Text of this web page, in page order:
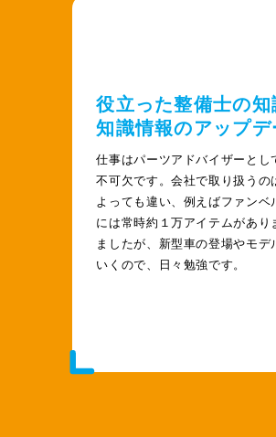
役立った整備士の知
知識情報のアップ
仕事はパーツアドバイザーと
不可欠です。会社で取り扱う
よっても違い、例えばファン
には常時約１万アイテムがあ
ましたが、新型車の登場やモ
いくので、日々勉強です。